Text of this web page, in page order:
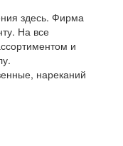
здесь. Фирма
На все
и
нареканий